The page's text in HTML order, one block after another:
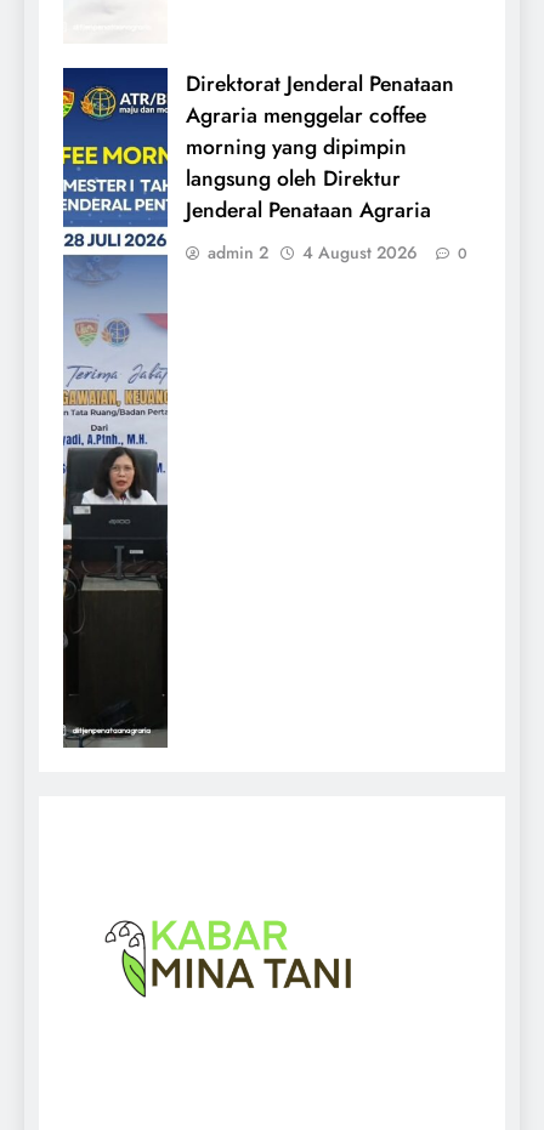
Direktorat Jenderal Penataan
Agraria menggelar coffee
morning yang dipimpin
langsung oleh Direktur
Jenderal Penataan Agraria
admin 2 4 August 2026 0